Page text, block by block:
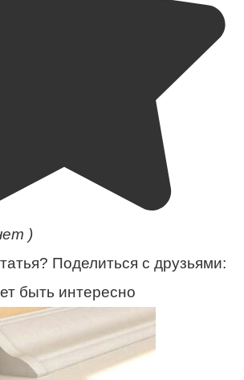
)
Поделиться с друзьями:
быть интересно